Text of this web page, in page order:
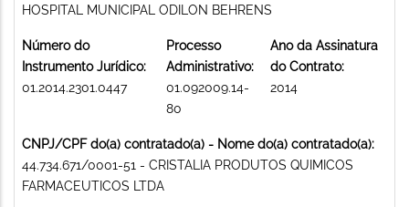
HOSPITAL MUNICIPAL ODILON BEHRENS
Número do
Instrumento Jurídico:
01.2014.2301.0447
Processo
Administrativo:
01.092009.14-
80
Ano da Assinatura
do Contrato:
2014
CNPJ/CPF do(a) contratado(a) - Nome do(a) contratado(a):
44.734.671/0001-51 - CRISTALIA PRODUTOS QUIMICOS
FARMACEUTICOS LTDA